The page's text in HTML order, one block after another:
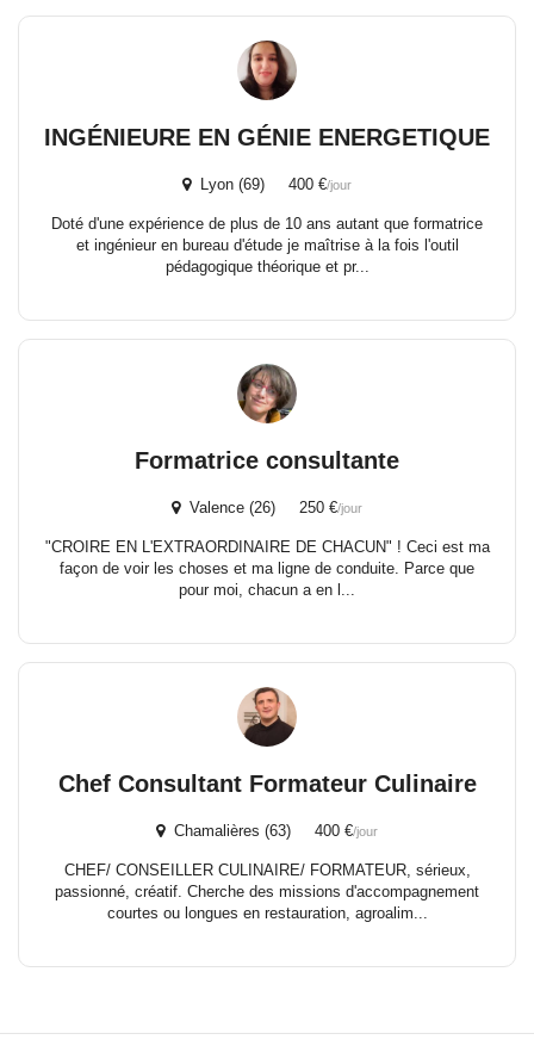
INGÉNIEURE EN GÉNIE ENERGETIQUE
Lyon (69) 400 €/jour
Doté d'une expérience de plus de 10 ans autant que formatrice
et ingénieur en bureau d'étude je maîtrise à la fois l'outil
pédagogique théorique et pr...
Formatrice consultante
Valence (26) 250 €/jour
"CROIRE EN L'EXTRAORDINAIRE DE CHACUN" ! Ceci est ma
façon de voir les choses et ma ligne de conduite. Parce que
pour moi, chacun a en l...
Chef Consultant Formateur Culinaire
Chamalières (63) 400 €/jour
CHEF/ CONSEILLER CULINAIRE/ FORMATEUR, sérieux,
passionné, créatif. Cherche des missions d'accompagnement
courtes ou longues en restauration, agroalim...